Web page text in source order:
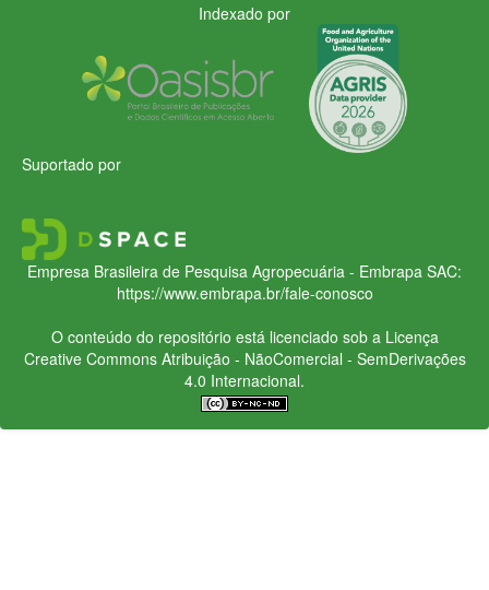
Indexado por
Suportado por
Empresa Brasileira de Pesquisa Agropecuária - Embrapa SAC:
https://www.embrapa.br/fale-conosco
O conteúdo do repositório está licenciado sob a Licença
Creative CommonsAtribuição - NãoComercial - SemDerivações
4.0 Internacional.